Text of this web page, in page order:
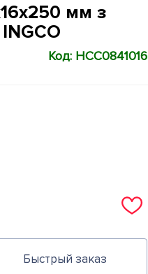
мм з
Код: HCC0841016
Быстрый заказ